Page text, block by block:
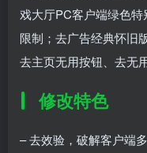
戏大厅PC客户端绿色
限制；去广告经典怀旧
去主页无用按钮、去无
修改特色
– 去效验，破解客户端